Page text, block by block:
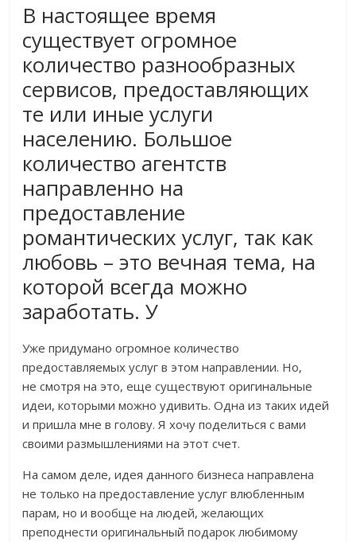
В настоящее время
существует огромное
количество разнообразных
сервисов, предоставляющих
те или иные услуги
населению. Большое
количество агентств
направленно на
предоставление
романтических услуг, так как
любовь – это вечная тема, на
которой всегда можно
заработать. У
Уже придумано огромное количество
предоставляемых услуг в этом направлении. Но,
не смотря на это, еще существуют оригинальные
идеи, которыми можно удивить. Одна из таких идей
и пришла мне в голову. Я хочу поделиться с вами
своими размышлениями на этот счет.
На самом деле, идея данного бизнеса направлена
не только на предоставление услуг влюбленным
парам, но и вообще на людей, желающих
преподнести оригинальный подарок любимому